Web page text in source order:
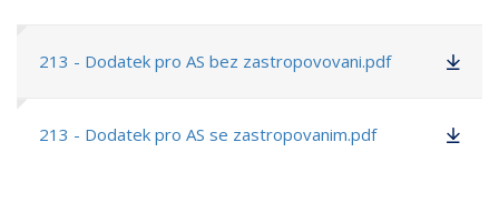
213 - Dodatek pro AS bez zastropovovani.pdf
213 - Dodatek pro AS se zastropovanim.pdf